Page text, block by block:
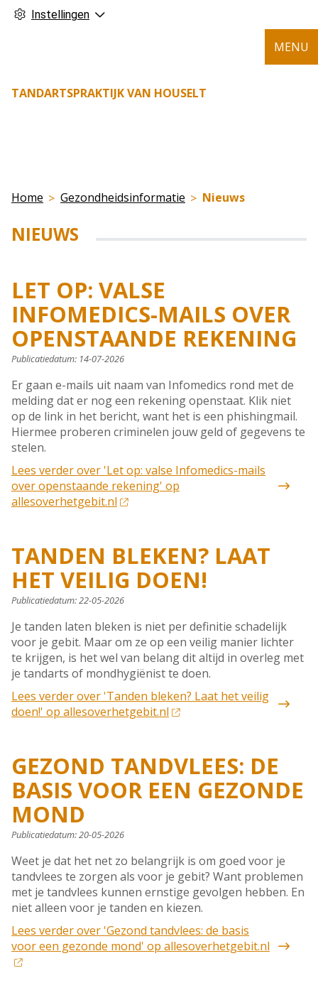
Instellingen
TANDARTSPRAKTIJK VAN HOUSELT
MENU
Home Gezondheidsinformatie Nieuws
NIEUWS
LET OP: VALSE
INFOMEDICS-MAILS OVER
OPENSTAANDE REKENING
Publicatiedatum: 14-07-2026
Er gaan e-mails uit naam van Infomedics rond met de
melding dat er nog een rekening openstaat. Klik niet
op de link in het bericht, want het is een phishingmail.
Hiermee proberen criminelen jouw geld of gegevens te
stelen.
Lees verderover 'Let op: valse Infomedics-mails
over openstaande rekening' op
allesoverhetgebit.nl
TANDEN BLEKEN? LAAT
HET VEILIG DOEN!
Publicatiedatum:22-05-2026
Je tanden laten bleken is niet per definitie schadelijk
voor je gebit. Maar om ze op een veilig manier lichter
te krijgen, is het wel van belang dit altijd in overleg met
je tandarts of mondhygiënist te doen.
Lees verderover 'Tanden bleken? Laat het veilig
doen!' op allesoverhetgebit.nl
GEZOND TANDVLEES: DE
BASIS VOOR EEN GEZONDE
MOND
Publicatiedatum:20-05-2026
Weet je dat het net zo belangrijk is om goed voor je
tandvlees te zorgen als voor je gebit? Want problemen
met je tandvlees kunnen ernstige gevolgen hebben. En
niet alleen voor je tanden en kiezen.
Lees verderover 'Gezond tandvlees: de basis
voor een gezonde mond' op allesoverhetgebit.nl